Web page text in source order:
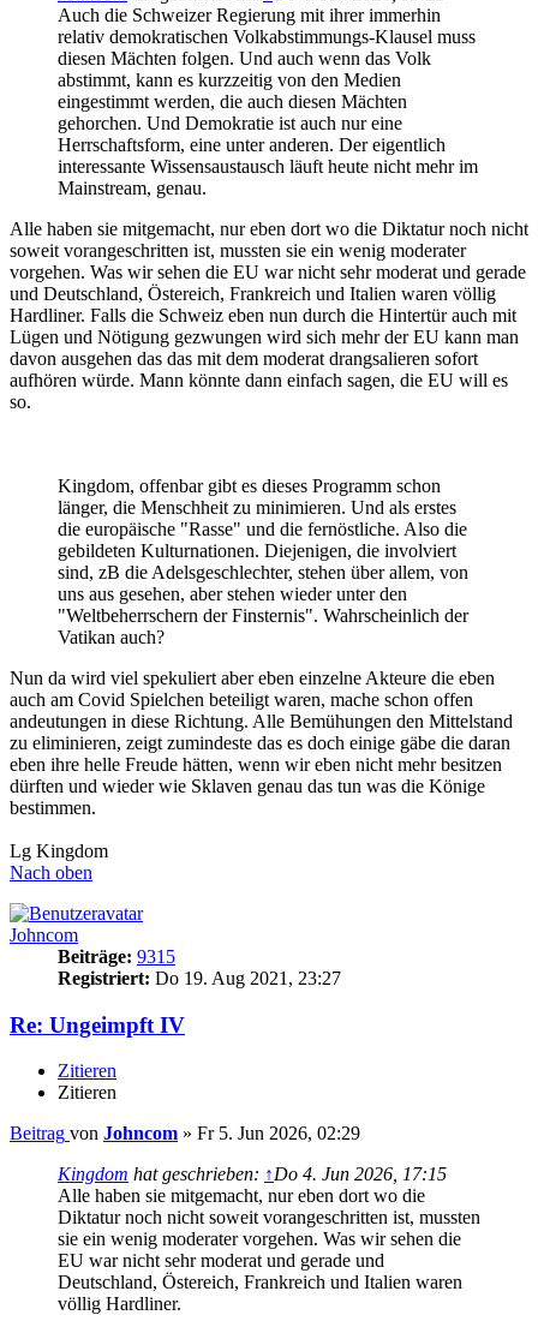
Auch die Schweizer Regierung mit ihrer immerhin
relativ demokratischen Volkabstimmungs-Klausel muss
diesen Mächten folgen. Und auch wenn das Volk
abstimmt, kann es kurzzeitig von den Medien
eingestimmt werden, die auch diesen Mächten
gehorchen. Und Demokratie ist auch nur eine
Herrschaftsform, eine unter anderen. Der eigentlich
interessante Wissensaustausch läuft heute nicht mehr im
Mainstream, genau.
Alle haben sie mitgemacht, nur eben dort wo die Diktatur noch nicht
soweit vorangeschritten ist, mussten sie ein wenig moderater
vorgehen. Was wir sehen die EU war nicht sehr moderat und gerade
und Deutschland, Östereich, Frankreich und Italien waren völlig
Hardliner. Falls die Schweiz eben nun durch die Hintertür auch mit
Lügen und Nötigung gezwungen wird sich mehr der EU kann man
davon ausgehen das das mit dem moderat drangsalieren sofort
aufhören würde. Mann könnte dann einfach sagen, die EU will es
so.
Kingdom, offenbar gibt es dieses Programm schon
länger, die Menschheit zu minimieren. Und als erstes
die europäische "Rasse" und die fernöstliche. Also die
gebildeten Kulturnationen. Diejenigen, die involviert
sind, zB die Adelsgeschlechter, stehen über allem, von
uns aus gesehen, aber stehen wieder unter den
"Weltbeherrschern der Finsternis". Wahrscheinlich der
Vatikan auch?
Nun da wird viel spekuliert aber eben einzelne Akteure die eben
auch am Covid Spielchen beteiligt waren, mache schon offen
andeutungen in diese Richtung. Alle Bemühungen den Mittelstand
zu eliminieren, zeigt zumindeste das es doch einige gäbe die daran
eben ihre helle Freude hätten, wenn wir eben nicht mehr besitzen
dürften und wieder wie Sklaven genau das tun was die Könige
bestimmen.
Lg Kingdom
Nach oben
Johncom
Beiträge: 9315
Registriert: Do 19. Aug 2021, 23:27
Re: Ungeimpft IV
Zitieren
Zitieren
Beitrag von Johncom » Fr 5. Jun 2026, 02:29
Kingdom hat geschrieben: ↑Do 4. Jun 2026, 17:15
Alle haben sie mitgemacht, nur eben dort wo die
Diktatur noch nicht soweit vorangeschritten ist, mussten
sie ein wenig moderater vorgehen. Was wir sehen die
EU war nicht sehr moderat und gerade und
Deutschland, Östereich, Frankreich und Italien waren
völlig Hardliner.